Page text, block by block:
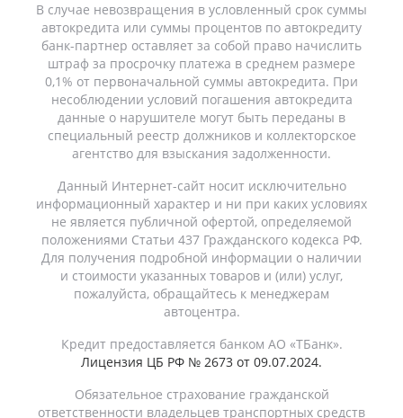
В случае невозвращения в условленный срок суммы
автокредита или суммы процентов по автокредиту
банк-партнер оставляет за собой право начислить
штраф за просрочку платежа в среднем размере
0,1% от первоначальной суммы автокредита. При
несоблюдении условий погашения автокредита
данные о нарушителе могут быть переданы в
специальный реестр должников и коллекторское
агентство для взыскания задолженности.
Данный Интернет-сайт носит исключительно
информационный характер и ни при каких условиях
не является публичной офертой, определяемой
положениями Статьи 437 Гражданского кодекса РФ.
Для получения подробной информации о наличии
и стоимости указанных товаров и (или) услуг,
пожалуйста, обращайтесь к менеджерам
автоцентра.
Кредит предоставляется банком АО «ТБанк».
Лицензия ЦБ РФ № 2673 от 09.07.2024.
Обязательное страхование гражданской
ответственности владельцев транспортных средств